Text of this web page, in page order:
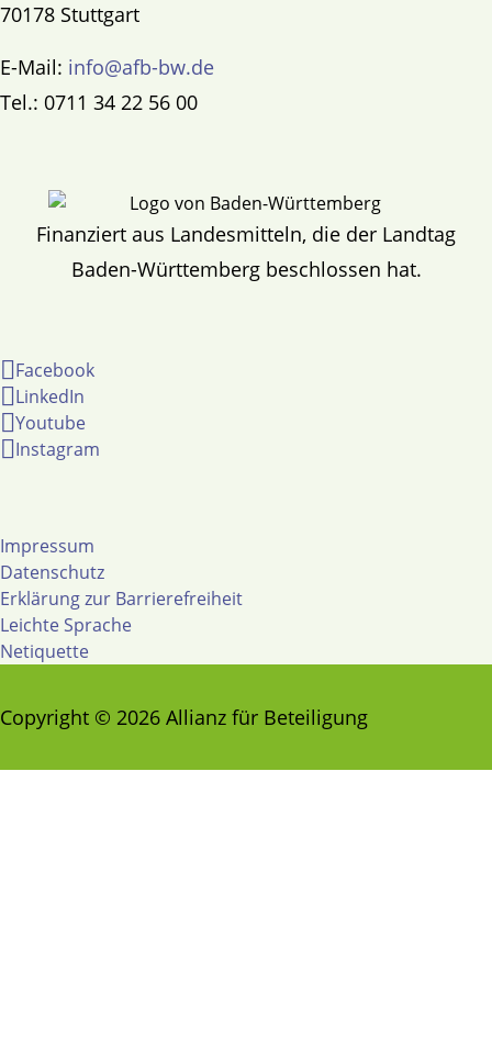
70178 Stuttgart
E-Mail: info@afb-bw.de
Tel.: 0711 34 22 56 00
Finanziert aus Landesmitteln, die der Landtag
Baden-Württemberg beschlossen hat.
Facebook
LinkedIn
Youtube
Instagram
Impressum
Datenschutz
Erklärung zur Barrierefreiheit
Leichte Sprache
Netiquette
Copyright © 2026 Allianz für Beteiligung